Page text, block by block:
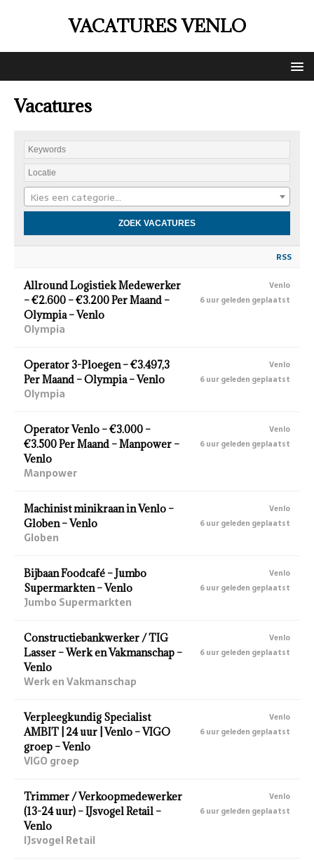
VACATURES VENLO
Vacatures
Kies een categorie…
RSS
Allround Logistiek Medewerker
– €2.600 – €3.200 Per Maand –
Olympia – Venlo
Olympia
Venlo
6 uur geleden geplaatst
Operator 3-Ploegen – €3.497,3
Per Maand – Olympia – Venlo
Olympia
Venlo
6 uur geleden geplaatst
Operator Venlo – €3.000 –
€3.500 Per Maand – Manpower –
Venlo
Manpower
Venlo
6 uur geleden geplaatst
Machinist minikraan in Venlo –
Globen – Venlo
Globen
Venlo
6 uur geleden geplaatst
Bijbaan Foodcafé – Jumbo
Supermarkten – Venlo
Jumbo Supermarkten
Venlo
6 uur geleden geplaatst
Constructiebankwerker / TIG
Lasser – Werk en Vakmanschap –
Venlo
Werk en Vakmanschap
Venlo
6 uur geleden geplaatst
Verpleegkundig Specialist
AMBIT | 24 uur | Venlo – VIGO
groep – Venlo
VIGO groep
Venlo
6 uur geleden geplaatst
Trimmer / Verkoopmedewerker
(13-24 uur) – IJsvogel Retail –
Venlo
IJsvogel Retail
Venlo
6 uur geleden geplaatst